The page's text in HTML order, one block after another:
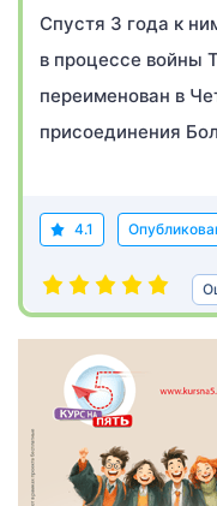
Спустя 3 года к
в процессе войны
переименован в
присоединения
4.1